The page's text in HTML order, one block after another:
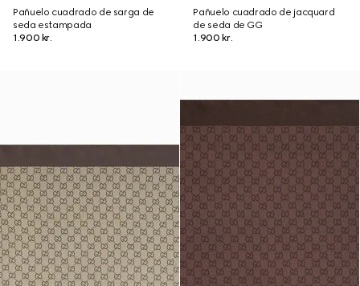
Pañuelo cuadrado de sarga de
seda estampada
1.900 kr.
Pañuelo cuadrado de jacquard
de seda de GG
1.900 kr.